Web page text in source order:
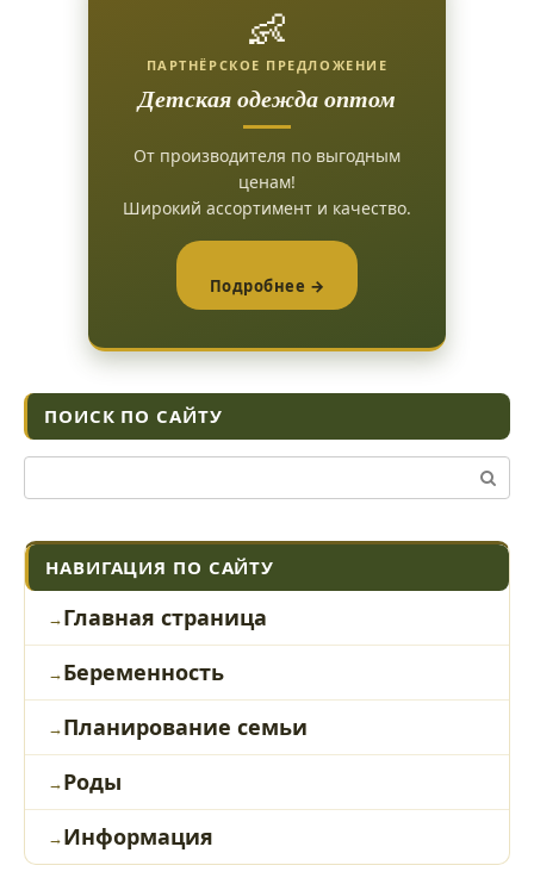
👶
ПАРТНЁРСКОЕ ПРЕДЛОЖЕНИЕ
Детская одежда оптом
От производителя по выгодным
ценам!
Широкий ассортимент и качество.
Подробнее →
ПОИСК ПО САЙТУ
НАВИГАЦИЯ ПО САЙТУ
Главная страница
Беременность
Планирование семьи
Роды
Информация